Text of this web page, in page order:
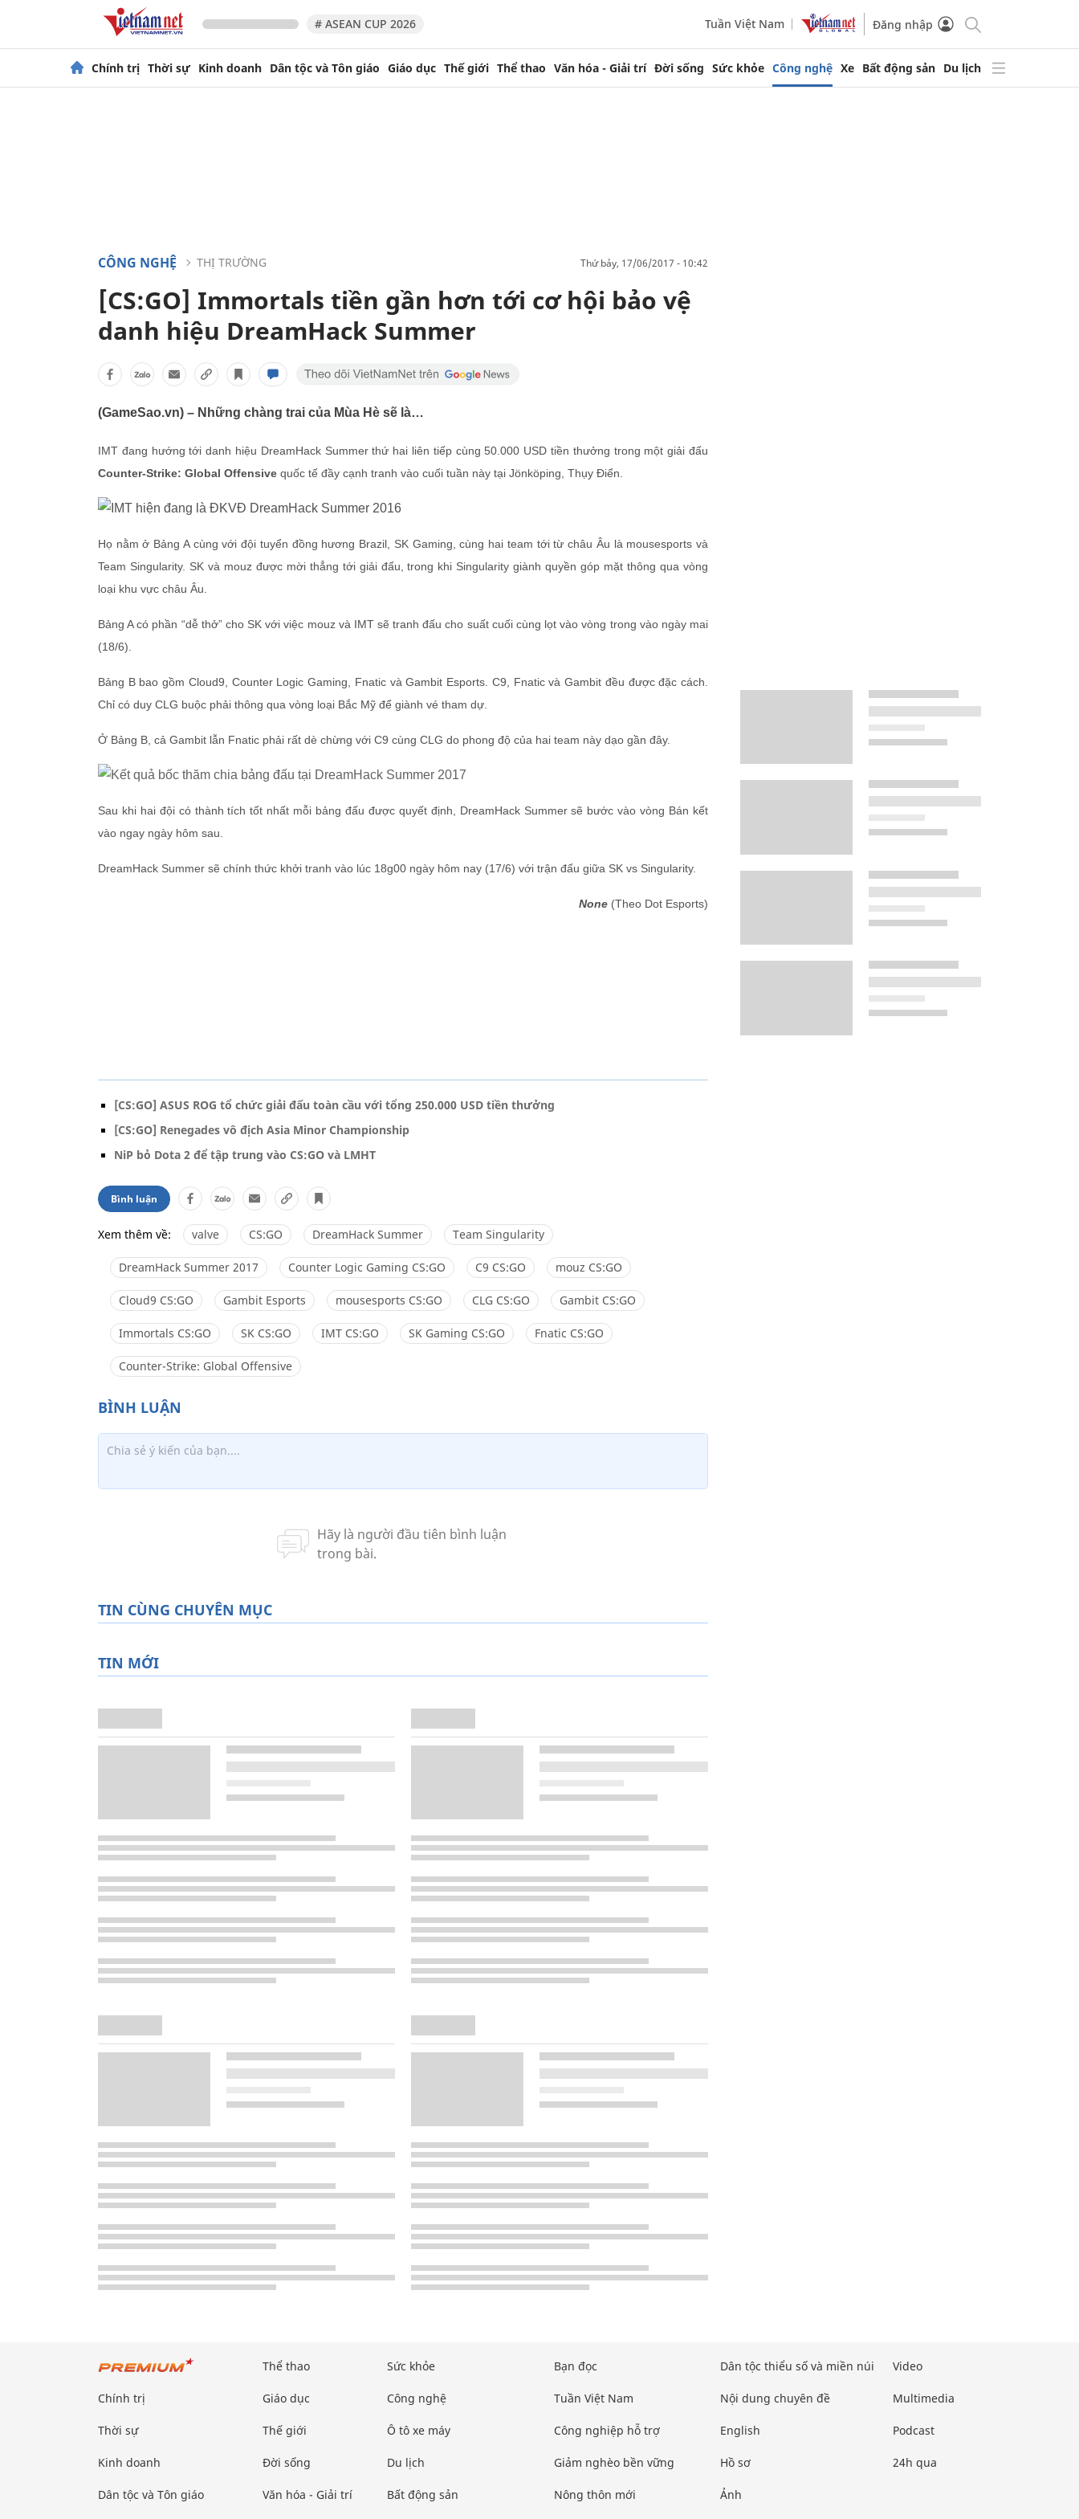
# ASEAN CUP 2026 Tuần Việt Nam Đăng nhập
Chính trị Thời sự Kinh doanh Dân tộc và Tôn giáo Giáo dục Thế giới Thể thao Văn hóa - Giải trí Đời sống Sức khỏe Công nghệ Xe Bất động sản Du lịch
CÔNG NGHỆ THỊ TRƯỜNG thứ bảy, 17/06/2017 - 10:42
[CS:GO] Immortals tiền gần hơn tới cơ hội bảo vệ
danh hiệu DreamHack Summer
(GameSao.vn) – Những chàng trai của Mùa Hè sẽ là…
IMT đang hướng tới danh hiệu DreamHack Summer thứ hai liên tiếp cùng 50.000 USD tiền thưởng trong một giải đấu
Counter-Strike: Global Offensive quốc tế đầy cạnh tranh vào cuối tuần này tại Jönköping, Thụy Điển.
Họ nằm ở Bảng A cùng với đội tuyển đồng hương Brazil, SK Gaming, cùng hai team tới từ châu Âu là mousesports và
Team Singularity. SK và mouz được mời thẳng tới giải đấu, trong khi Singularity giành quyền góp mặt thông qua vòng
loại khu vực châu Âu.
Bảng A có phần “dễ thở” cho SK với việc mouz và IMT sẽ tranh đấu cho suất cuối cùng lọt vào vòng trong vào ngày mai
(18/6).
Bảng B bao gồm Cloud9, Counter Logic Gaming, Fnatic và Gambit Esports. C9, Fnatic và Gambit đều được đặc cách.
Chỉ có duy CLG buộc phải thông qua vòng loại Bắc Mỹ để giành vé tham dự.
Ở Bảng B, cả Gambit lẫn Fnatic phải rất dè chừng với C9 cùng CLG do phong độ của hai team này dạo gần đây.
Sau khi hai đội có thành tích tốt nhất mỗi bảng đấu được quyết định, DreamHack Summer sẽ bước vào vòng Bán kết
vào ngay ngày hôm sau.
DreamHack Summer sẽ chính thức khởi tranh vào lúc 18g00 ngày hôm nay (17/6) với trận đấu giữa SK vs Singularity.
None (Theo Dot Esports)
[CS:GO] ASUS ROG tổ chức giải đấu toàn cầu với tổng 250.000 USD tiền thưởng
[CS:GO] Renegades vô địch Asia Minor Championship
NiP bỏ Dota 2 để tập trung vào CS:GO và LMHT
Bình luận
Xem thêm về: valve CS:GO DreamHack Summer Team Singularity
DreamHack Summer 2017 Counter Logic Gaming CS:GO C9 CS:GO mouz CS:GO
Cloud9 CS:GO Gambit Esports mousesports CS:GO CLG CS:GO Gambit CS:GO
Immortals CS:GO SK CS:GO IMT CS:GO SK Gaming CS:GO Fnatic CS:GO
Counter-Strike: Global Offensive
TIN CÙNG CHUYÊN MỤC
TIN MỚI
Chính trị
Thời sự
Kinh doanh
Dân tộc và Tôn giáo
Thể thao
Giáo dục
Thế giới
Đời sống
Văn hóa - Giải trí
Sức khỏe
Công nghệ
Ô tô xe máy
Du lịch
Bất động sản
Bạn đọc
Tuần Việt Nam
Công nghiệp hỗ trợ
Giảm nghèo bền vững
Nông thôn mới
Dân tộc thiểu số và miền núi
Nội dung chuyên đề
English
Hồ sơ
Ảnh
Video
Multimedia
Podcast
24h qua